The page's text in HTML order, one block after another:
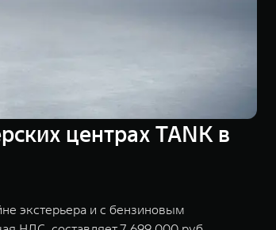
центрах TANK в
экстерьера и с бензиновым